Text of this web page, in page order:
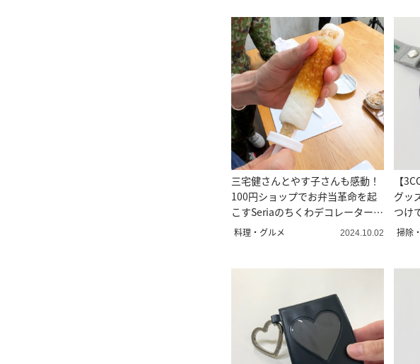
三宅健さんとやす子さんも感動！
100円ショップでお弁当革命を起
こすSeriaのちくわデコレーターと
は？
料理・グルメ 2024.10.02
【
グッ
つけ
い！
掃除